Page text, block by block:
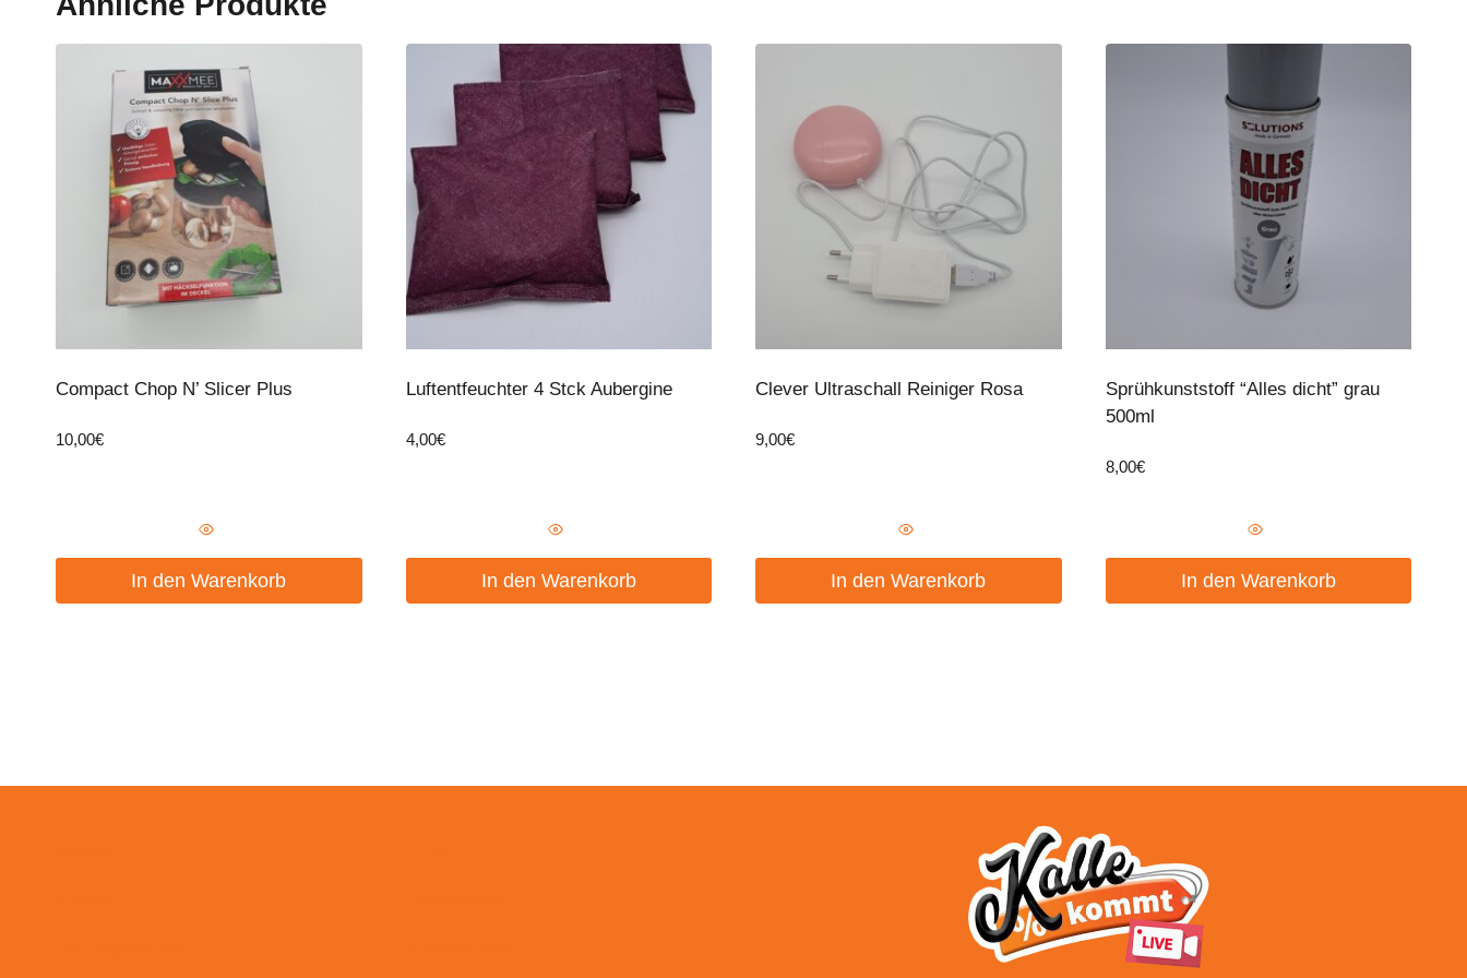
Compact Chop N’ Slicer Plus
10,00€
In den Warenkorb
Luftentfeuchter 4 Stck Aubergine
4,00€
In den Warenkorb
Clever Ultraschall Reiniger Rosa
9,00€
In den Warenkorb
Sprühkunststoff “Alles dicht” grau
500ml
8,00€
In den Warenkorb